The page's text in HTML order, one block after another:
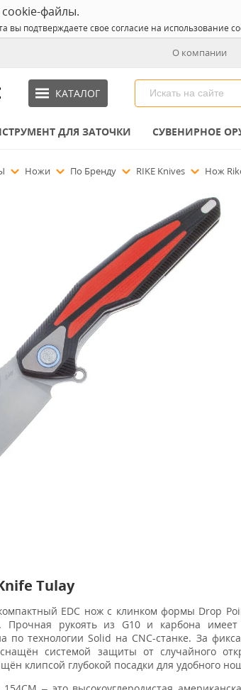
cookie-файлы.
вы подтверждаете свое согласие на использование
О компании
КАТАЛОГ
ДЛЯ ЗАТОЧКИ СУВЕНИРНОЕ
Ножи По Бренду RIKE Knives Нож
Tulay
EDC нож с клинком формы Drop
Прочная рукоять из G10 и карбона
по технологии Solid на CNC-станке. За
системой защиты от случайного
клипсой глубокой посадки для удобного